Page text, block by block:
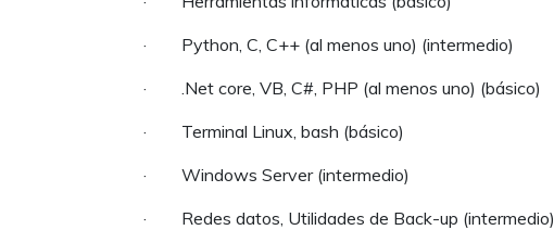
· Python, C, C++ (al menos uno) (intermedio)
· .Net core, VB, C#, PHP (al menos uno) (básico)
· Terminal Linux, bash (básico)
· Windows Server (intermedio)
· Redes datos, Utilidades de Back-up (intermedio)